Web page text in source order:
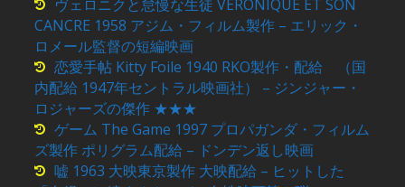
ヴェロニクと怠慢な生徒 VERONIQUE ET SON
CANCRE 1958 アジム・フィルム製作 – エリック・
ロメール監督の短編映画
恋愛手帖 Kitty Foile 1940 RKO製作・配給 （国
内配給 1947年セントラル映画社） – ジンジャー・
ロジャーズの傑作 ★★★
ゲーム The Game 1997 プロパガンダ・フィルム
ズ製作 ポリグラム配給 – ドンデン返し映画
嘘 1963 大映東京製作 大映配給 – ヒットした